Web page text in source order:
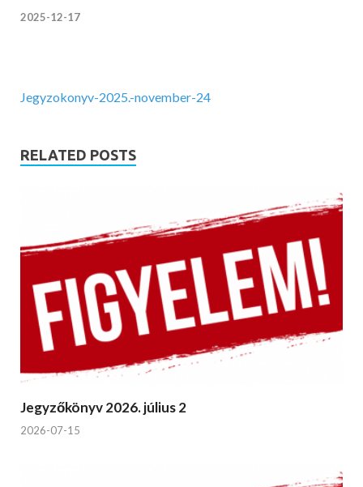
2025-12-17
Jegyzokonyv-2025.-november-24
RELATED POSTS
Jegyzőkönyv 2026. július 2
2026-07-15